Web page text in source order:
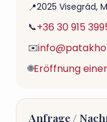
📍2025 Visegrád,
📞+36 30 915
✉️
🌐Eröffnung
Anfrage /